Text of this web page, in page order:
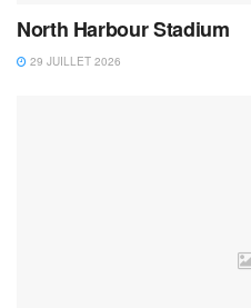
North Harbour Stadium
29 JUILLET 2026